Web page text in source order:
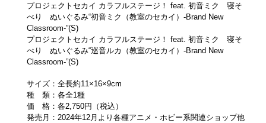
プロジェクトセカイ カラフルステージ！ feat. 初音ミク 寝そ
べり ぬいぐるみ“初音ミク（教室のセカイ）‐Brand New
Classroom‐”(S)
プロジェクトセカイ カラフルステージ！ feat. 初音ミク 寝そ
べり ぬいぐるみ“巡音ルカ（教室のセカイ）‐Brand New
Classroom‐”(S)
サイズ：全長約11×16×9cm
種 類：各全1種
価 格：各2,750円（税込）
発売月：2024年12月より各種アニメ・ホビー系関連ショップ他